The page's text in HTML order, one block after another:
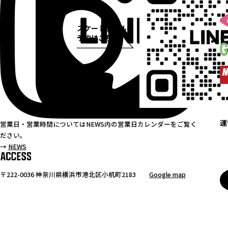
スケートプールの
予約はこちら
営業日・営業時間についてはNEWS内の営業日カレンダーをご覧く
ださい。
→ NEWS
〒222-0036 神奈川県横浜市港北区小机町2183 Google map